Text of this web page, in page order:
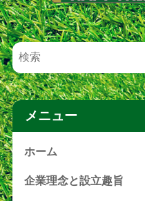
メニュー
ホーム
企業理念と設立趣旨